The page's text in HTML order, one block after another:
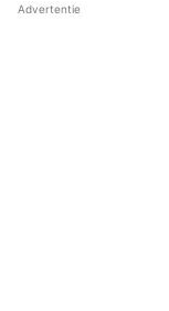
Advertentie